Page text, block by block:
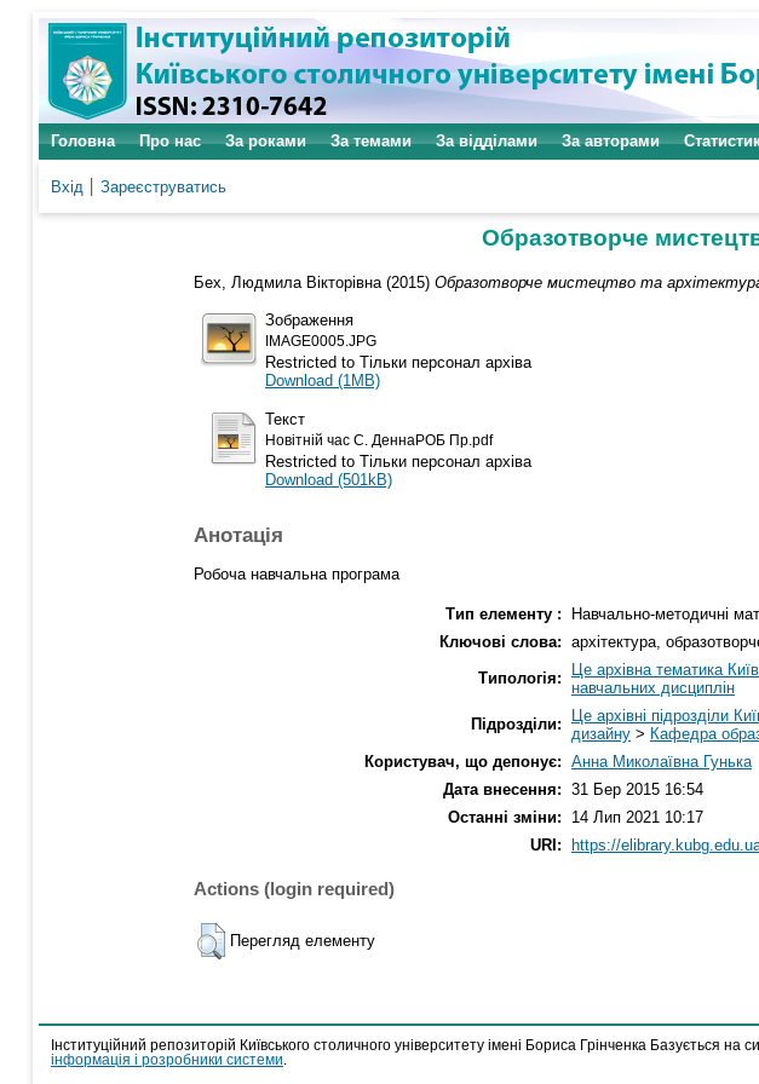
Головна Про нас За роками За темами За відділами За авторами
Вхід Зареєструватись
Образотворче
Бех, Людмила Вікторівна (2015) Образотворче мистецтво та
Зображення
IMAGE0005.JPG
Restricted to Тільки персонал архіва
Download (1MB)
Текст
Новітній час С. ДеннаРОБ Пр.pdf
Restricted to Тільки персонал архіва
Download (501kB)
Анотація
Робоча навчальна програма
Тип елементу :
Навчально-методичні
Ключові слова: архітектура,
Типологія:
Це архівна тематика
навчальних дисциплін
Підрозділи:
Це архівні підрозділи
дизайну > Кафедра
Користувач, що депонує: Анна Миколаївна Гунька
Дата внесення: 31 Бер 2015 16:54
Останні зміни:
14 Лип 2021 10:17
URI:
https://
Actions (login required)
Перегляд елементу
Інституційний репозиторій Київського столичного університету імені Бориса Грінченка Базується на
інформація і розробники системи